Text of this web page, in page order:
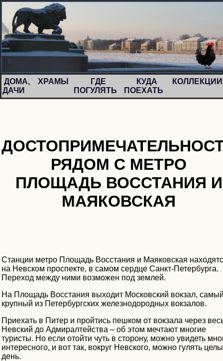
ДОМА,
ДАЧИ
ХРАМЫ
ГДЕ
ПОГУЛЯТЬ
КУДА
ПОЕХАТЬ
РЯДОМ С МЕТРО
ПЛОЩАДЬ ВОССТАНИЯ И
МАЯКОВСКАЯ
Станции метро Площадь Восстания и Маяковская
на Невском проспекте, в самом сердце Санкт-Петербурга.
Переход между ними возможен под землей.
На Площадь Восстания выходит Московский вокзал,
крупный из Петербургских железнодородных вокзалов.
Приехать в Питер и пройтись пешком от вокзала через
Невский до Адмиралтейства – об этом мечтают многие
туристы. Но если отойти чуть в сторону, можно увидеть
интересного, и вот так, вокруг Невского, можно гулять
день.